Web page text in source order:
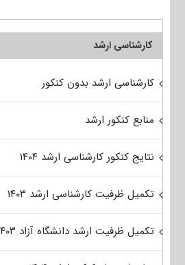
کارشناسی ارشد
کارشناسی ارشد بدون کنکور
منابع کنکور ارشد
نتایج کنکور کارشناسی ارشد ۱۴۰۴
تکمیل ظرفیت کارشناسی ارشد ۱۴۰۳
تکمیل ظرفیت ارشد دانشگاه آزاد ۱۴۰۳